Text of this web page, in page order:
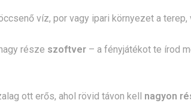
víz, por vagy ipari környezet a
része szoftver– a fényjátékot te írod
ott erős, ahol rövid távon kell nagyon